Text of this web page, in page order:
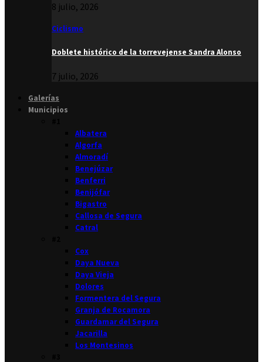
8 julio, 2026
Ciclismo
Doblete histórico de la torrevejense Sandra Alonso
7 julio, 2026
Galerías
Municipios
Albatera
Algorfa
Almoradí
Benejúzar
Benferri
Benijófar
Bigastro
Callosa de Segura
Catral
Cox
Daya Nueva
Daya Vieja
Dolores
Formentera del Segura
Granja de Rocamora
Guardamar del Segura
Jacarilla
Los Montesinos